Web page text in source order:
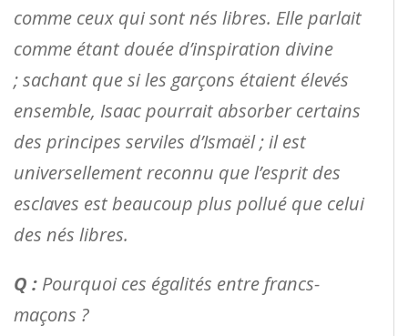
comme ceux qui sont nés libres. Elle parlait
comme étant douée d’inspiration divine
; sachant que si les garçons étaient élevés
ensemble, Isaac pourrait absorber certains
des principes serviles d’Ismaël ; il est
universellement reconnu que l’esprit des
esclaves est beaucoup plus pollué que celui
des nés libres.
Q : Pourquoi ces égalités entre francs-
maçons ?